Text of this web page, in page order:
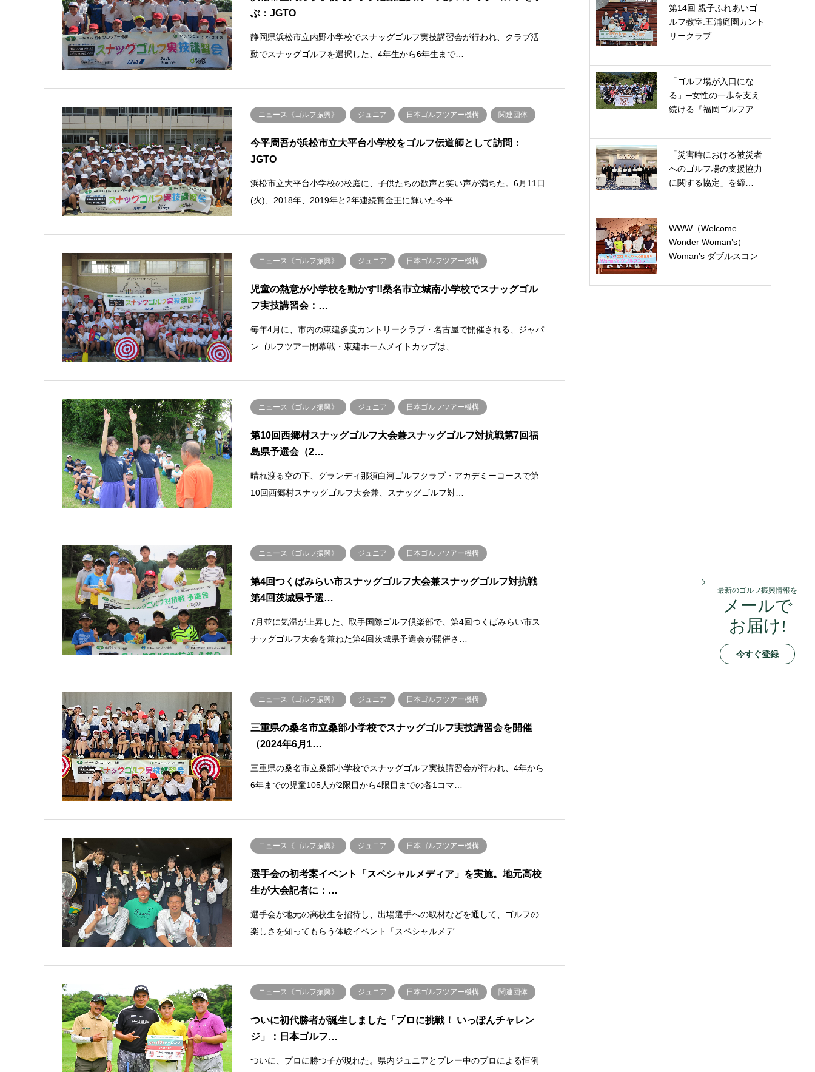
ぶ：JGTO
静岡県浜松市立内野小学校でスナッグゴルフ実技講習会が行われ、クラブ活
動でスナッグゴルフを選択した、4年生から6年生まで…
ニュース《ゴルフ振興》 ジュニア 日本ゴルフツアー機構 関連団体
今平周吾が浜松市立大平台小学校をゴルフ伝道師として訪問：
JGTO
浜松市立大平台小学校の校庭に、子供たちの歓声と笑い声が満ちた。6月11日
(火)、2018年、2019年と2年連続賞金王に輝いた今平…
ニュース《ゴルフ振興》 ジュニア 日本ゴルフツアー機構
児童の熱意が小学校を動かす!!桑名市立城南小学校でスナッグゴル
フ実技講習会：…
毎年4月に、市内の東建多度カントリークラブ・名古屋で開催される、ジャパ
ンゴルフツアー開幕戦・東建ホームメイトカップは、…
ニュース《ゴルフ振興》 ジュニア 日本ゴルフツアー機構
第10回西郷村スナッグゴルフ大会兼スナッグゴルフ対抗戦第7回福
島県予選会（2…
晴れ渡る空の下、グランディ那須白河ゴルフクラブ・アカデミーコースで第
10回西郷村スナッグゴルフ大会兼、スナッグゴルフ対…
ニュース《ゴルフ振興》 ジュニア 日本ゴルフツアー機構
第4回つくばみらい市スナッグゴルフ大会兼スナッグゴルフ対抗戦
第4回茨城県予選…
7月並に気温が上昇した、取手国際ゴルフ倶楽部で、第4回つくばみらい市ス
ナッグゴルフ大会を兼ねた第4回茨城県予選会が開催さ…
ニュース《ゴルフ振興》 ジュニア 日本ゴルフツアー機構
三重県の桑名市立桑部小学校でスナッグゴルフ実技講習会を開催
（2024年6月1…
三重県の桑名市立桑部小学校でスナッグゴルフ実技講習会が行われ、4年から
6年までの児童105人が2限目から4限目までの各1コマ…
ニュース《ゴルフ振興》 ジュニア 日本ゴルフツアー機構
選手会の初考案イベント「スペシャルメディア」を実施。地元高校
生が大会記者に：…
選手会が地元の高校生を招待し、出場選手への取材などを通して、ゴルフの
楽しさを知ってもらう体験イベント「スペシャルメデ…
ニュース《ゴルフ振興》 ジュニア 日本ゴルフツアー機構 関連団体
ついに初代勝者が誕生しました「プロに挑戦！ いっぽんチャレン
ジ」：日本ゴルフ…
ついに、プロに勝つ子が現れた。県内ジュニアとプレー中のプロによる恒例
第14回 親子ふれあいゴ
ルフ教室:五浦庭園カント
リークラブ
「ゴルフ場が入口にな
る」─女性の一歩を支え
続ける『福岡ゴルフア
「災害時における被災者
へのゴルフ場の支援協力
に関する協定」を締…
WWW（Welcome
Wonder Woman’s）
Woman’s ダブルスコン
最新のゴルフ振興情報を
メールで
お届け!
今すぐ登録